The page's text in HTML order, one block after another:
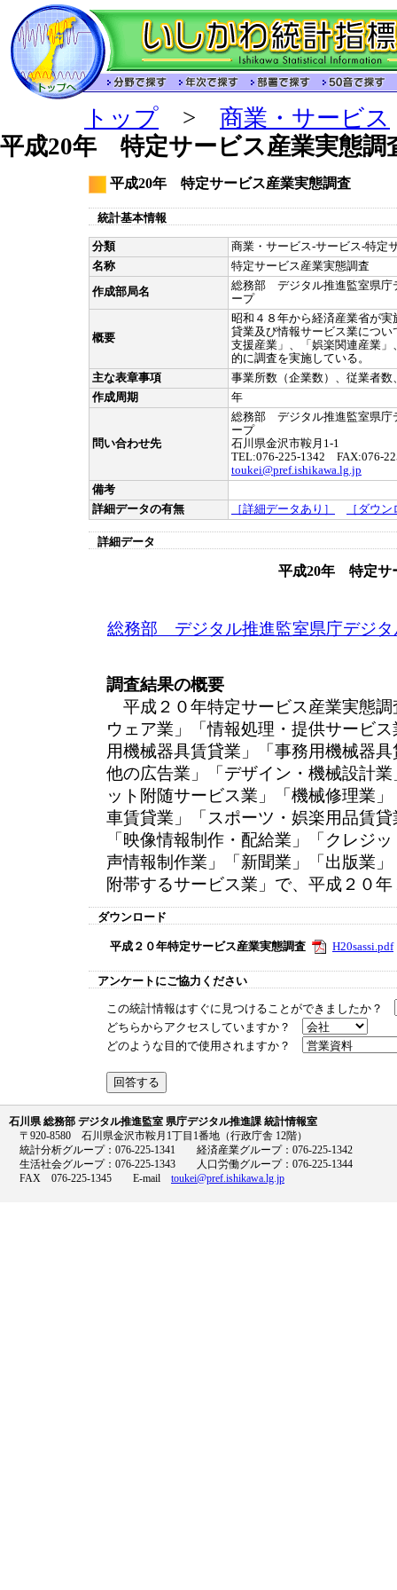
トップ > 商業・サービス
平成20年 特定サービス産業実態調
平成20年 特定サービス産業実態調査
統計基本情報
分類
商業・サービス-サービス-特定
名称
特定サービス産業実態調査
作成部局名
総務部 デジタル推進監室県庁
ープ
概要
昭和４８年から経済産業省が
貸業及び情報サービス業につ
支援産業」、「娯楽関連産業
的に調査を実施している。
主な表章事項
事業所数（企業数）、従業者数
作成周期
年
問い合わせ先
総務部 デジタル推進監室県庁
ープ
石川県金沢市鞍月1-1
TEL:076-225-1342 FAX:076-
toukei@pref.ishikawa.lg.jp
備考
詳細データの有無
［詳細データあり］ ［ダウ
詳細データ
平成20年 特定サ
総務部 デジタル推進監室県庁デジ
調査結果の概要
平成２０年特定サービス産業実態
ウェア業」「情報処理・提供サービ
用機械器具賃貸業」「事務用機械器
他の広告業」「デザイン・機械設計
ット附随サービス業」「機械修理業
車賃貸業」「スポーツ・娯楽用品賃
「映像情報制作・配給業」「クレジ
声情報制作業」「新聞業」「出版業
附帯するサービス業」で、平成２０
ダウンロード
平成２０年特定サービス産業実態調査 H20sassi.pdf
アンケートにご協力ください
この統計情報はすぐに見つけることができましたか？
どちらからアクセスしていますか？
どのような目的で使用されますか？
石川県 総務部 デジタル推進監室 県庁デジタル推進課 統計情報室
〒920-8580 石川県金沢市鞍月1丁目1番地（行政庁舎 12階）
統計分析グループ：076-225-1341 経済産業グループ：076-225-1342
生活社会グループ：076-225-1343 人口労働グループ：076-225-1344
FAX 076-225-1345 E-mail toukei@pref.ishikawa.lg.jp